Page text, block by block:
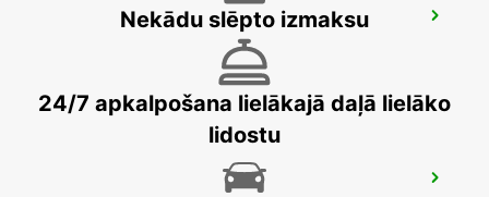
BERGISCH GLADBACH
BERGISCH-GLADBACH - GERMANY
Nekādu slēpto izmaksu
24/7 apkalpošana lielākajā daļā lielāko
lidostu